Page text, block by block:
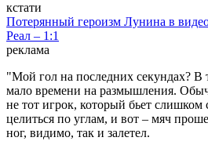
кстати
Потерянный героизм Лунина в
Реал – 1:1
реклама
"Мой гол на последних секундах? В
мало времени на размышления.
не тот игрок, который бьет слишком
целиться по углам, и вот – мяч
ног, видимо, так и залетел.